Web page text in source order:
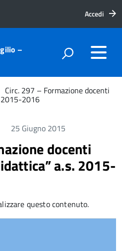
Accedi
–
Circ. 297 – Formazione docenti
2015-2016
25 Giugno 2015
docenti
a.s. 2015-
questo contenuto.